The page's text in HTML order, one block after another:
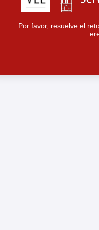
Por favor, resuelve el